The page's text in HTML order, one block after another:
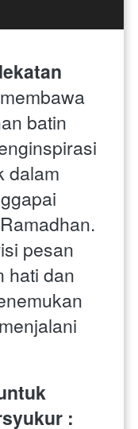
batin
dalam
pesan
hati dan